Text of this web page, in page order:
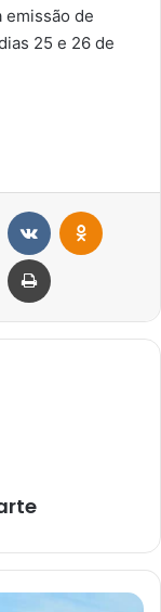
emissão de
25 e 26 de
Reddit
Compartilhar via e-mail Imprimir